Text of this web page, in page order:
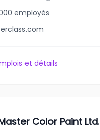
employés
et détails
Color Paint Ltd.